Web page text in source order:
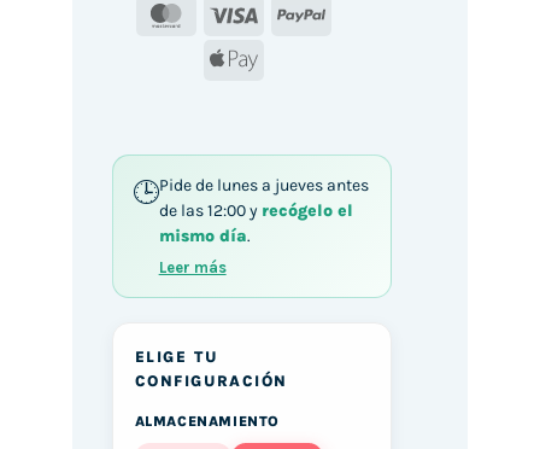
MasterCard
Visa
PayPal
Apple
Pide de lunes a jueves antes
de las 12:00 y recógelo el
mismo día.
Leer más
ELIGE TU
CONFIGURACIÓN
ALMACENAMIENTO